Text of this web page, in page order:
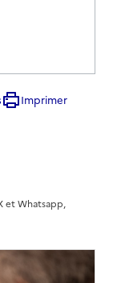
Imprimer
et Whatsapp,